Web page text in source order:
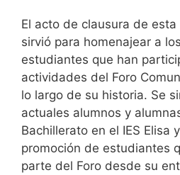
El acto de clausura de
sirvió para homenajear a
estudiantes que han
actividades del Foro
lo largo de su historia. Se
actuales alumnos y
Bachillerato en el IES Elisa
promoción de estudiantes
parte del Foro desde su